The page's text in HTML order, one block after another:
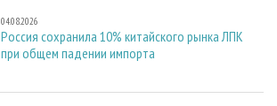
04.08.2026
Россия сохранила 10% китайского рынка ЛПК
при общем падении импорта